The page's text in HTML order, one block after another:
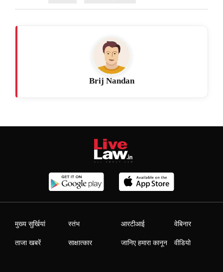
Brij Nandan
मुख्य सुर्खियां
ताजा खबरें
स्तंभ
साक्षात्कार
आरटीआई
जानिए हमारा कानून
वेबिनार
वीडियो